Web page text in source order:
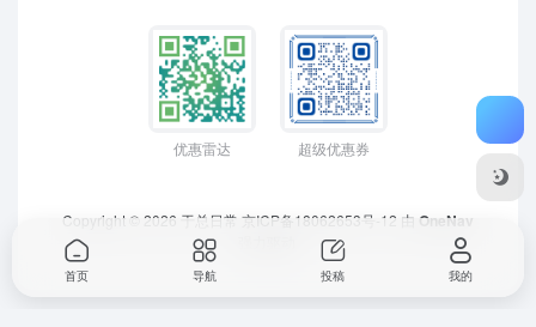
优惠雷达 超级优惠券
Copyright © 2026 于总日常 京ICP备18062653号-12 由 OneNav
首页 导航 投稿 我的